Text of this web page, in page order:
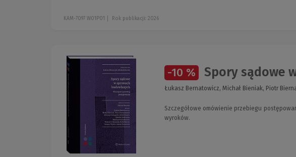
KAM-7097 W01P01 Rok publikacji: 2026
-10 % Spory sądowe
Łukasz Bernatowicz, Michał Bieniak, Piotr
Szczegółowe omówienie przebiegu
wyroków.